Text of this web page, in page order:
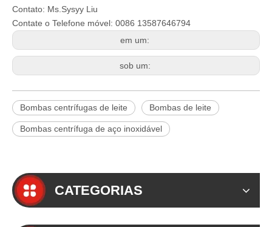
Contato: Ms.Sysyy Liu
Contate o Telefone móvel: 0086 13587646794
em um:
sob um:
Bombas centrífugas de leite Bombas de leite
Bombas centrífuga de aço inoxidável
CATEGORIAS